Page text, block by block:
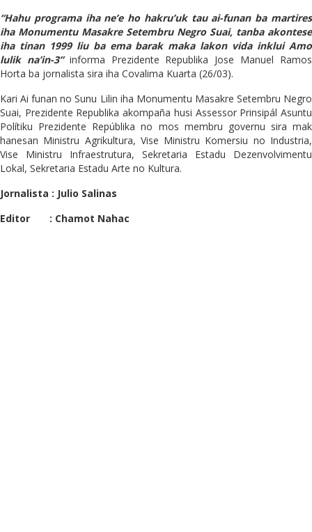
“Hahu programa iha ne’e ho hakru’uk tau ai-funan ba martires
iha Monumentu Masakre Setembru Negro Suai, tanba akontese
iha tinan 1999 liu ba ema barak maka lakon vida inklui Amo
lulik na’in-3”informa Prezidente Republika Jose Manuel Ramos
Horta ba jornalista sira iha Covalima Kuarta (26/03).
Kari Ai funan no Sunu Lilin iha Monumentu Masakre Setembru Negro
Suai, Prezidente Republika akompaña husi Assessor Prinsipál Asuntu
Polítiku Prezidente Repúblika no mos membru governu sira mak
hanesan Ministru Agrikultura, Vise Ministru Komersiu no Industria,
Vise Ministru Infraestrutura, Sekretaria Estadu Dezenvolvimentu
Lokal, Sekretaria Estadu Arte no Kultura.
Jornalista : Julio Salinas
Editor : Chamot Nahac